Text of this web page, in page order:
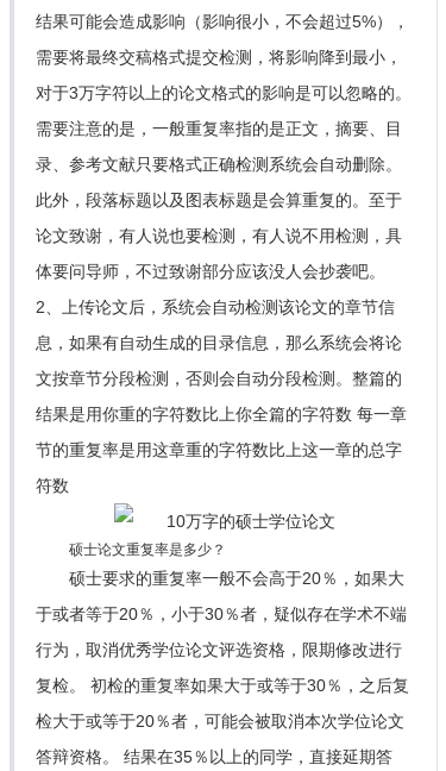
结果可能会造成影响（影响很小，不会超过5%），
需要将最终交稿格式提交检测，将影响降到最小，
对于3万字符以上的论文格式的影响是可以忽略的。
需要注意的是，一般重复率指的是正文，摘要、目
录、参考文献只要格式正确检测系统会自动删除。
此外，段落标题以及图表标题是会算重复的。至于
论文致谢，有人说也要检测，有人说不用检测，具
体要问导师，不过致谢部分应该没人会抄袭吧。
2、上传论文后，系统会自动检测该论文的章节信
息，如果有自动生成的目录信息，那么系统会将论
文按章节分段检测，否则会自动分段检测。整篇的
结果是用你重的字符数比上你全篇的字符数 每一章
节的重复率是用这章重的字符数比上这一章的总字
符数
硕士论文重复率是多少？
硕士要求的重复率一般不会高于20％，如果大
于或者等于20％，小于30％者，疑似存在学术不端
行为，取消优秀学位论文评选资格，限期修改进行
复检。 初检的重复率如果大于或等于30％，之后复
检大于或等于20％者，可能会被取消本次学位论文
答辩资格。 结果在35％以上的同学，直接延期答